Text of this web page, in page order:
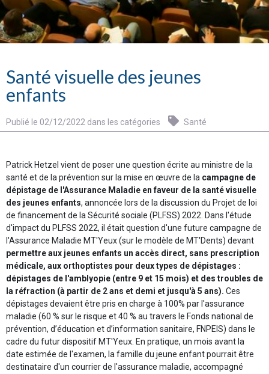
Santé visuelle des jeunes
enfants
Publié le 02/12/2022 dans les catégories Santé
Patrick Hetzel vient de poser une question écrite au ministre de la
santé et de la prévention sur la mise en œuvre de la campagne de
dépistage de l'Assurance Maladie en faveur de la santé visuelle
des jeunes enfants, annoncée lors de la discussion du Projet de loi
de financement de la Sécurité sociale (PLFSS) 2022. Dans l'étude
d'impact du PLFSS 2022, il était question d'une future campagne de
l'Assurance Maladie MT'Yeux (sur le modèle de MT'Dents) devant
permettre aux jeunes enfants un accès direct, sans prescription
médicale, aux orthoptistes pour deux types de dépistages :
dépistages de l'amblyopie (entre 9 et 15 mois) et des troubles de
la réfraction (à partir de 2 ans et demi et jusqu'à 5 ans). Ces
dépistages devaient être pris en charge à 100% par l'assurance
maladie (60 % sur le risque et 40 % au travers le Fonds national de
prévention, d’éducation et d’information sanitaire, FNPEIS) dans le
cadre du futur dispositif MT'Yeux. En pratique, un mois avant la
date estimée de l'examen, la famille du jeune enfant pourrait être
destinataire d'un courrier de l'assurance maladie, accompagné